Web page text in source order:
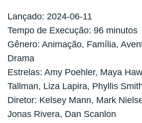
Lançado: 2024-06-11
Tempo de Execução: 96 minutos
Gênero: Animação, Família,
Drama
Estrelas: Amy Poehler, Maya
Tallman, Liza Lapira, Phyllis
Diretor: Kelsey Mann, Mark
Jonas Rivera, Dan Scanlon